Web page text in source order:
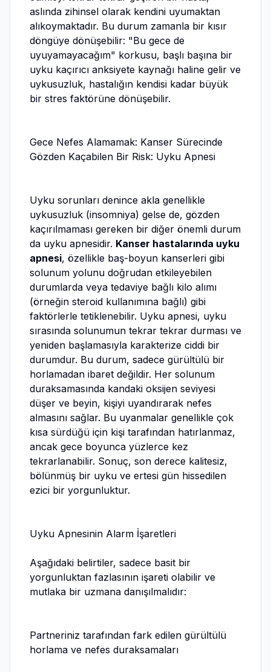
aslında zihinsel olarak kendini uyumaktan
alıkoymaktadır. Bu durum zamanla bir kısır
döngüye dönüşebilir: "Bu gece de
uyuyamayacağım" korkusu, başlı başına bir
uyku kaçırıcı anksiyete kaynağı haline gelir ve
uykusuzluk, hastalığın kendisi kadar büyük
bir stres faktörüne dönüşebilir.
Gece Nefes Alamamak: Kanser Sürecinde
Gözden Kaçabilen Bir Risk: Uyku Apnesi
Uyku sorunları denince akla genellikle
uykusuzluk (insomniya) gelse de, gözden
kaçırılmaması gereken bir diğer önemli durum
da uyku apnesidir. Kanser hastalarında uyku
apnesi, özellikle baş-boyun kanserleri gibi
solunum yolunu doğrudan etkileyebilen
durumlarda veya tedaviye bağlı kilo alımı
(örneğin steroid kullanımına bağlı) gibi
faktörlerle tetiklenebilir. Uyku apnesi, uyku
sırasında solunumun tekrar tekrar durması ve
yeniden başlamasıyla karakterize ciddi bir
durumdur. Bu durum, sadece gürültülü bir
horlamadan ibaret değildir. Her solunum
duraksamasında kandaki oksijen seviyesi
düşer ve beyin, kişiyi uyandırarak nefes
almasını sağlar. Bu uyanmalar genellikle çok
kısa sürdüğü için kişi tarafından hatırlanmaz,
ancak gece boyunca yüzlerce kez
tekrarlanabilir. Sonuç, son derece kalitesiz,
bölünmüş bir uyku ve ertesi gün hissedilen
ezici bir yorgunluktur.
Uyku Apnesinin Alarm İşaretleri
Aşağıdaki belirtiler, sadece basit bir
yorgunluktan fazlasının işareti olabilir ve
mutlaka bir uzmana danışılmalıdır:
Partneriniz tarafından fark edilen gürültülü
horlama ve nefes duraksamaları